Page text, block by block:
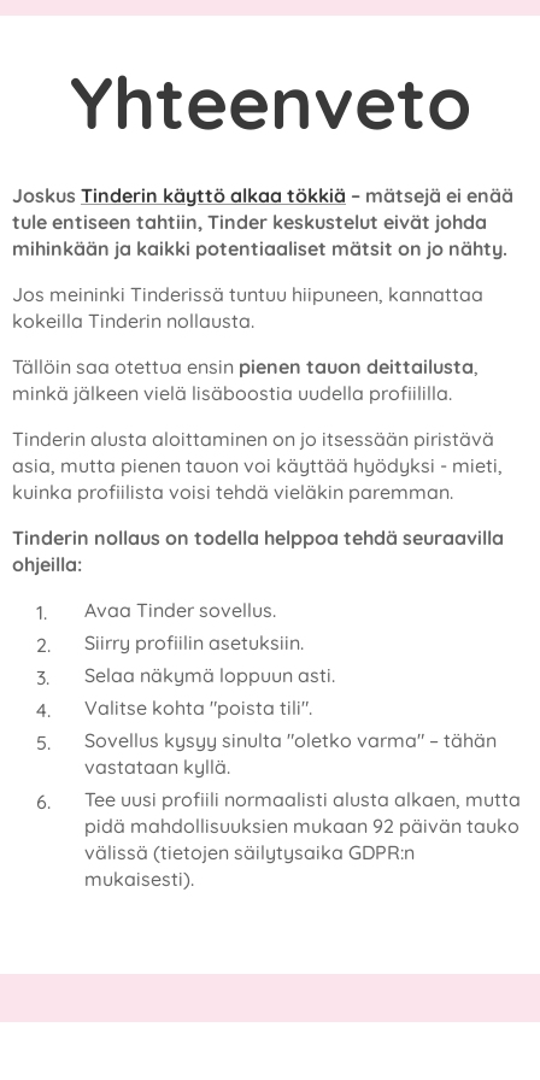
Yhteenveto
Joskus Tinderin käyttö alkaa tökkiä – mätsejä ei enää
tule entiseen tahtiin, Tinder keskustelut eivät johda
mihinkään ja kaikki potentiaaliset mätsit on jo nähty.
Jos meininki Tinderissä tuntuu hiipuneen, kannattaa
kokeilla Tinderin nollausta.
Tällöin saa otettua ensin pienen tauon deittailusta,
minkä jälkeen vielä lisäboostia uudella profiililla.
Tinderin alusta aloittaminen on jo itsessään piristävä
asia, mutta pienen tauon voi käyttää hyödyksi - mieti,
kuinka profiilista voisi tehdä vieläkin paremman.
Tinderin nollaus on todella helppoa tehdä seuraavilla
ohjeilla:
Avaa Tinder sovellus.
Siirry profiilin asetuksiin.
Selaa näkymä loppuun asti.
Valitse kohta "poista tili".
Sovellus kysyy sinulta "oletko varma" – tähän
vastataan kyllä.
Tee uusi profiili normaalisti alusta alkaen, mutta
pidä mahdollisuuksien mukaan 92 päivän tauko
välissä (tietojen säilytysaika GDPR:n
mukaisesti).